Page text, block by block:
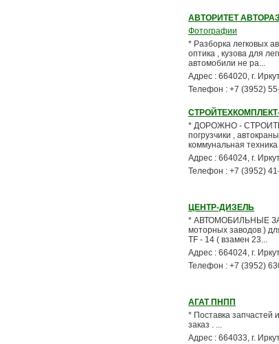
АВТОРИТЕТ
Фотографии
* Разборка легковых
оптика , кузова для
автомобили не ра...
Адрес : 664020, г.
Телефон : +7 (3952)
* ДОРОЖНО -
погрузчики ,
коммунальная техника
Адрес : 664024, г.
Телефон : +7 (3952)
ЦЕНТР-ДИЗЕЛЬ
* АВТОМОБИЛЬНЫЕ
моторных заводов )
TF - 14 ( взамен 23...
Адрес : 664024, г.
Телефон : +7 (3952)
АГАТ ПНПП
* Поставка запчастей
заказ . ...
Адрес : 664033, г.